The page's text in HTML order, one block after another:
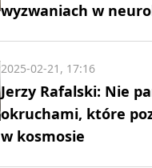
wyzwaniach w
Jerzy Rafalski: Nie
okruchami, które
w kosmosie
2025-02-21, 17:16